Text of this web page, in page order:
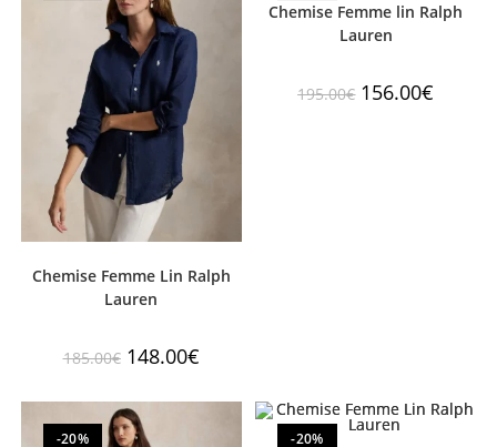
Chemise Femme Lin Ralph
Lauren
185.00€ 148.00€
Chemise Femme lin Ralph
Lauren
195.00€ 156.00€
-20% -20%